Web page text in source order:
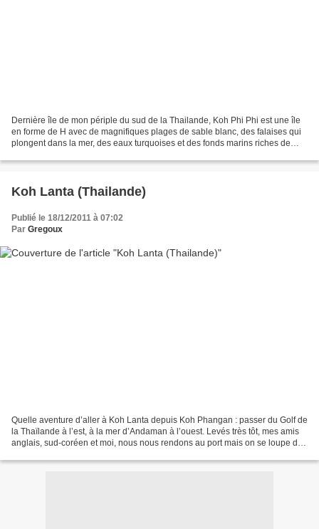
Dernière île de mon périple du sud de la Thailande, Koh Phi Phi est une île
en forme de H avec de magnifiques plages de sable blanc, des falaises qui
plongent dans la mer, des eaux turquoises et des fonds marins riches de
Koh Lanta (Thailande)
Publié le 18/12/2011 à 07:02
Par Gregoux
Quelle aventure d’aller à Koh Lanta depuis Koh Phangan : passer du Golf de
la Thaïlande à l’est, à la mer d’Andaman à l’ouest. Levés très tôt, mes amis
anglais, sud-coréen et moi, nous nous rendons au port mais on se loupe de